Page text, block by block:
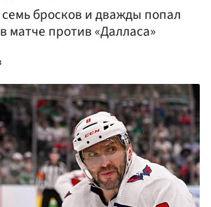
бросков и дважды попал
матче против «Далласа»